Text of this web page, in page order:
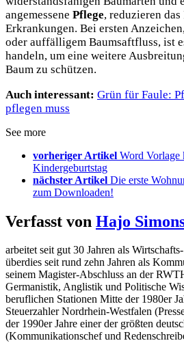
angemessene Pflege, reduzieren
Erkrankungen. Bei ersten
oder auffälligem Baumsaftfluss, ist
handeln, um eine weitere
Baum zu schützen.
Auch interessant: Grün für Faule:
pflegen muss
See more
vorheriger Artikel Word Vorlage
Kindergeburtstag
nächster Artikel Die erste
zum Downloaden!
Verfasst von Hajo
arbeitet seit gut 30 Jahren als
überdies seit rund zehn Jahren als
seinem Magister-Abschluss an der
Germanistik, Anglistik und Politische
beruflichen Stationen Mitte der 1980er
Steuerzahler Nordrhein-Westfalen
der 1990er Jahre einer der größten
(Kommunikationschef und